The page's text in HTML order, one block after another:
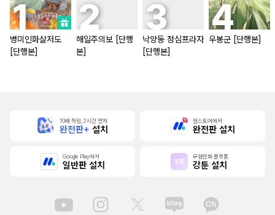
병미인화살저도
[단행본]
해일주의보 [단행
본]
낙양동 정심프라자
[단행본]
우봉군 [단행본]
10배 적립, 2시간 먼저
완전판+ 설치
원스토어에서
완전판 설치
Google Play에서
일반판 설치
무협만화 플랫폼
강툰 설치